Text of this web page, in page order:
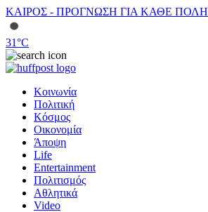
ΚΑΙΡΟΣ - ΠΡΟΓΝΩΣΗ ΓΙΑ ΚΑΘΕ ΠΟΛΗ
31°C
Κοινωνία
Πολιτική
Κόσμος
Οικονομία
Άποψη
Life
Entertainment
Πολιτισμός
Αθλητικά
Video